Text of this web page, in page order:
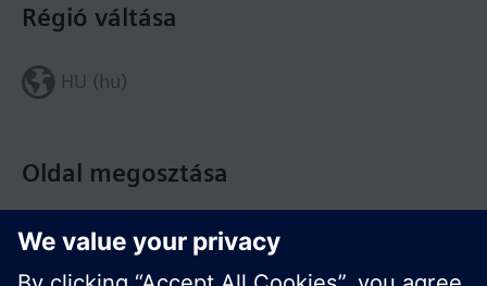
Oldal megosztása
Régió váltása
HU (hu)